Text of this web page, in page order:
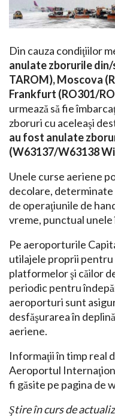
Din cauza condiţiilor
anulate zborurile
TAROM), Moscova
Frankfurt (RO301/
urmează să fie
zboruri cu aceleaşi
au fost anulate
(W63137/W63138
Unele curse aeriene
decolare,
de operaţiunile de
vreme, punctual
Pe aeroporturile
utilajele proprii pentru
platformelor şi căilor
periodic pentru
aeroporturi sunt
desfăşurarea în
aeriene.
Informaţii în timp real
Aeroportul
fi găsite pe pagina de
Ştire în curs de